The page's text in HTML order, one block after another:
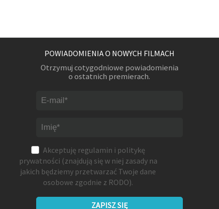
POWIADOMIENIA O NOWYCH FILMACH
Otrzymuj cotygodniowe powiadomienia
o ostatnich premierach.
Akceptuję regulamin i politykę
prywatności (znajdują się w niej zasady na
jakich będziemy przetwarzać Twoje dane
osobowe zgodnie z RODO).
ZAPISZ SIĘ